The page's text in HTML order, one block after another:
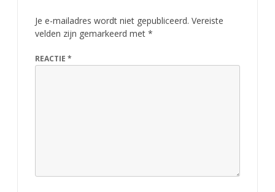
Je e-mailadres wordt niet gepubliceerd. Vereiste
velden zijn gemarkeerd met *
REACTIE *